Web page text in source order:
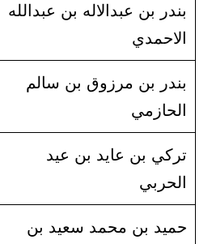
بندر بن عبدالاله بن عبدالله
الاحمدي
بندر بن مرزوق بن سالم
الحازمي
تركي بن عايد بن عيد
الحربي
حميد بن محمد سعيد بن